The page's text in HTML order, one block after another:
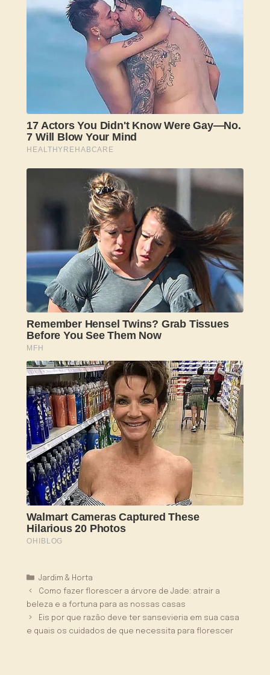
Categorias
Jardim & Horta
Como fazer florescer a árvore de Jade: atrair a
beleza e a fortuna para as nossas casas
Eis por que razão deve ter sansevieria em sua casa
e quais os cuidados de que necessita para florescer